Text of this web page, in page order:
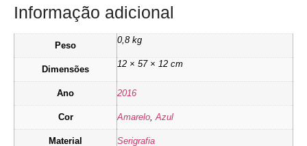
Informação adicional
Peso
0,8 kg
Dimensões
12 × 57 × 12 cm
Ano 2016
Cor Amarelo Azul
Material Serigrafia